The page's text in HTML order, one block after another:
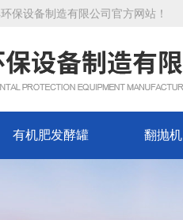
保设备制造有限公司官方网站！
有机肥发酵罐 翻抛机